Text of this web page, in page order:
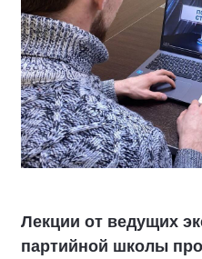
Лекции от ведущих
партийной школы